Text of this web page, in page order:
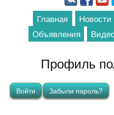
Главная Новости
Объявления
Профиль
Главные вкладки
Войти(активная вкладка)
Забыли пароль?